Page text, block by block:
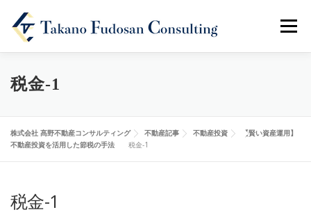
メニュ
ホーム
お問い合わせ
税金-1
株式会社 髙野不動産コンサルティング 不動産記事 不動産投資
【賢い資産運用】
不動産投資を活用した節税の手法
税金-1
税金-1